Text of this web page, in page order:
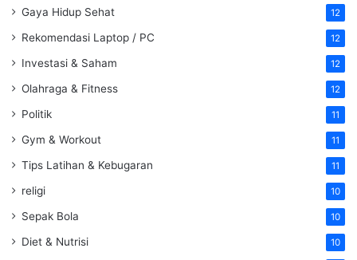
Gaya Hidup Sehat 12
Rekomendasi Laptop / PC 12
Investasi & Saham 12
Olahraga & Fitness 12
Politik 11
Gym & Workout 11
Tips Latihan & Kebugaran 11
religi 10
Sepak Bola 10
Diet & Nutrisi 10